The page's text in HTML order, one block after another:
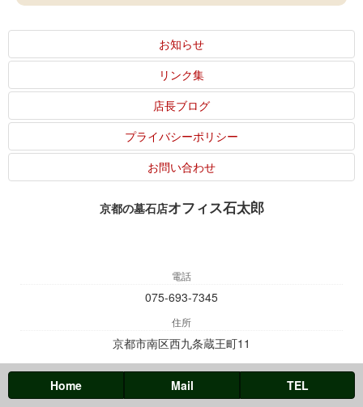
お知らせ
リンク集
店長ブログ
プライバシーポリシー
お問い合わせ
京都の墓石店オフィス石太郎
電話
075-693-7345
住所
京都市南区西九条蔵王町11
Home Mail TEL